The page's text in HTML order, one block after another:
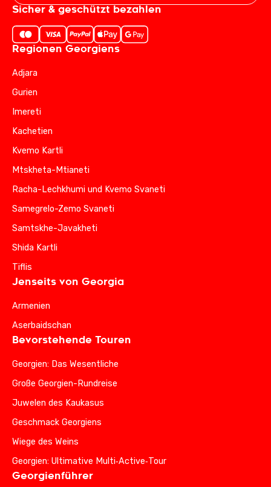
Sicher & geschützt bezahlen
Regionen Georgiens
Adjara
Gurien
Imereti
Kachetien
Kvemo Kartli
Mtskheta-Mtianeti
Racha-Lechkhumi und Kvemo Svaneti
Samegrelo-Zemo Svaneti
Samtskhe-Javakheti
Shida Kartli
Tiflis
Jenseits von Georgia
Armenien
Aserbaidschan
Bevorstehende Touren
Georgien: Das Wesentliche
Große Georgien-Rundreise
Juwelen des Kaukasus
Geschmack Georgiens
Wiege des Weins
Georgien: Ultimative Multi‑Active‑Tour
Georgienführer